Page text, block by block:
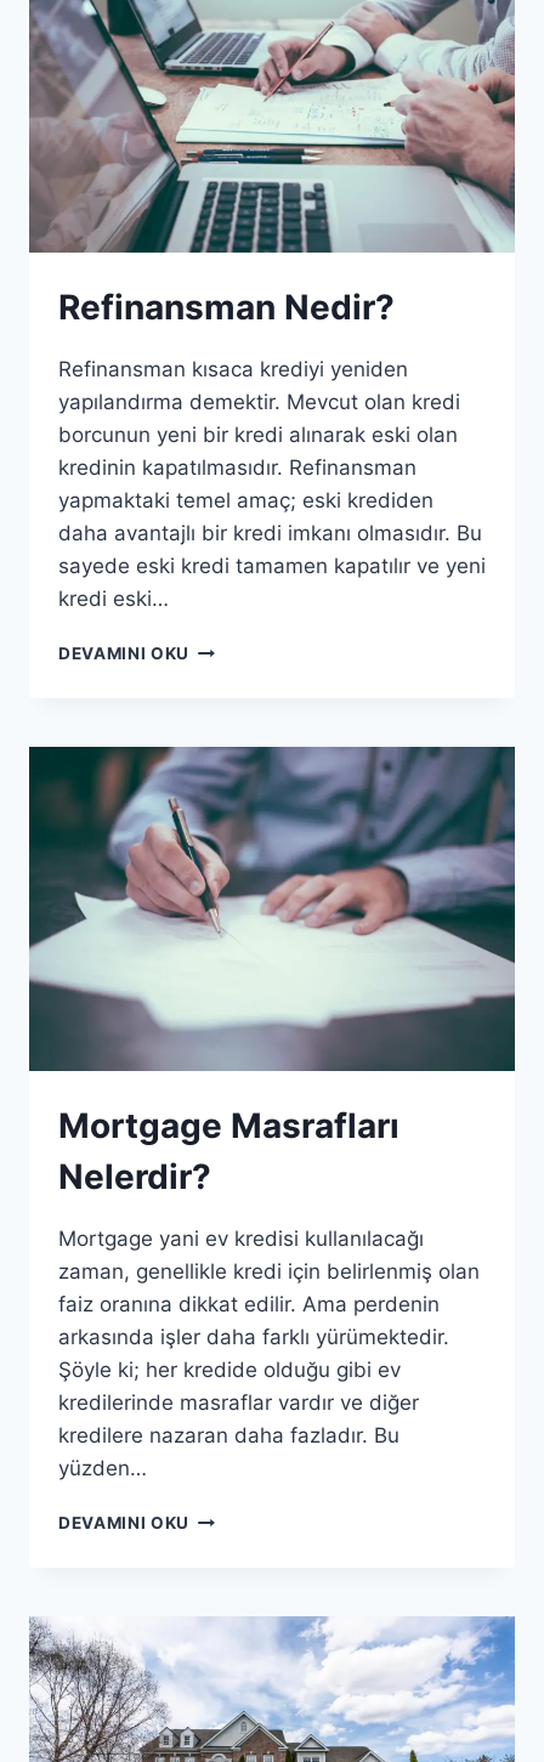
Refinansman Nedir?
Refinansman kısaca krediyi yeniden
yapılandırma demektir. Mevcut olan kredi
borcunun yeni bir kredi alınarak eski olan
kredinin kapatılmasıdır. Refinansman
yapmaktaki temel amaç; eski krediden
daha avantajlı bir kredi imkanı olmasıdır. Bu
sayede eski kredi tamamen kapatılır ve yeni
kredi eski…
DEVAMINI OKU REFINANSMAN
Mortgage Masrafları
Nelerdir?
Mortgage yani ev kredisi kullanılacağı
zaman, genellikle kredi için belirlenmiş olan
faiz oranına dikkat edilir. Ama perdenin
arkasında işler daha farklı yürümektedir.
Şöyle ki; her kredide olduğu gibi ev
kredilerinde masraflar vardır ve diğer
kredilere nazaran daha fazladır. Bu
yüzden…
DEVAMINI OKU MORTGAGE